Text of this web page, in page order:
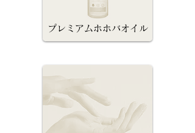
プレミアムホホバオイル